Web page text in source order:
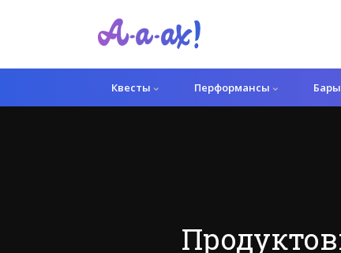
Квесты Перформансы Бары